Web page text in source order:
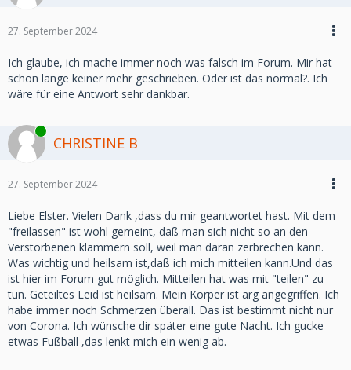
27. September 2024
Ich glaube, ich mache immer noch was falsch im Forum. Mir hat
schon lange keiner mehr geschrieben. Oder ist das normal?. Ich
wäre für eine Antwort sehr dankbar.
Online
CHRISTINE B
27. September 2024
Liebe Elster. Vielen Dank ,dass du mir geantwortet hast. Mit dem
"freilassen" ist wohl gemeint, daß man sich nicht so an den
Verstorbenen klammern soll, weil man daran zerbrechen kann.
Was wichtig und heilsam ist,daß ich mich mitteilen kann.Und das
ist hier im Forum gut möglich. Mitteilen hat was mit "teilen" zu
tun. Geteiltes Leid ist heilsam. Mein Körper ist arg angegriffen. Ich
habe immer noch Schmerzen überall. Das ist bestimmt nicht nur
von Corona. Ich wünsche dir später eine gute Nacht. Ich gucke
etwas Fußball ,das lenkt mich ein wenig ab.